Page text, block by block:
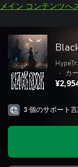
メイン コンテンツへ
•
カ
3 個のサポート